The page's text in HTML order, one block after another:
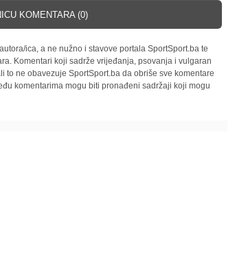
KOMENTARA (0)
ica, a ne nužno i stavove portala SportSport.ba te
Komentari koji sadrže vrijeđanja, psovanja i vulgaran
ne obavezuje SportSport.ba da obriše sve komentare
komentarima mogu biti pronađeni sadržaji koji mogu